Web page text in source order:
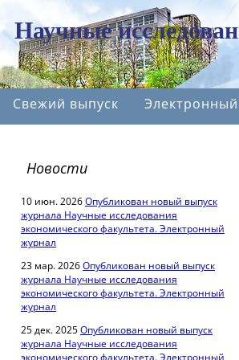
Научные
Свежий выпуск
Новости
10 июн. 2026Опубликован новый выпуск
журнала Научные исследования
экономического факультета. Электронный
журнал
23 мар. 2026Опубликован новый выпуск
журнала Научные исследования
экономического факультета. Электронный
журнал
25 дек. 2025Опубликован новый выпуск
журнала Научные исследования
экономического факультета. Электронный